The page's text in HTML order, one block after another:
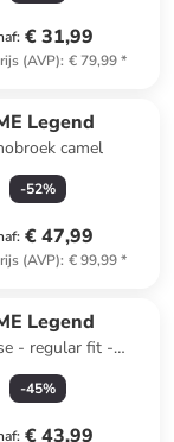
: € 31,99
(AVP): € 79,99*
Legend
camel
-52%
: € 47,99
(AVP): € 99,99*
Legend
- regular fit -
donkerblauw
-45%
: € 43,99